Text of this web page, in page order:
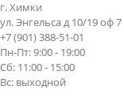
г. Химки
ул. Энгельса д 10/19 оф 7
+7 (901) 388-51-01
Пн-Пт: 9:00 - 19:00
Сб: 11:00 - 15:00
Вс: выходной